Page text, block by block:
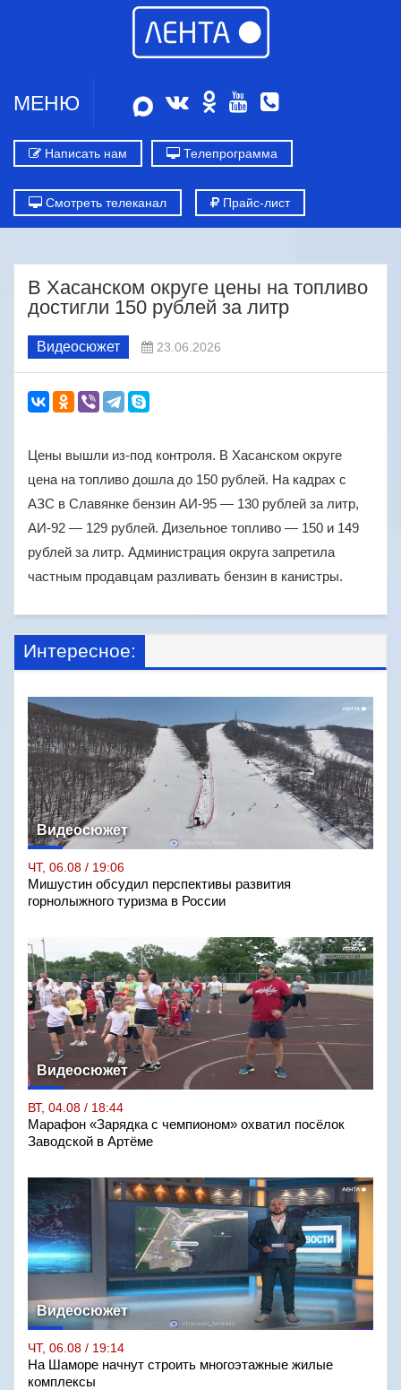
МЕНЮ
Написать нам Телепрограмма
Смотреть телеканал Прайс-лист
В Хасанском округе цены на топливо
достигли 150 рублей за литр
Видеосюжет 23.06.2026
Цены вышли из-под контроля. В Хасанском округе
цена на топливо дошла до 150 рублей. На кадрах с
АЗС в Славянке бензин АИ-95 — 130 рублей за литр,
АИ-92 — 129 рублей. Дизельное топливо — 150 и 149
рублей за литр. Администрация округа запретила
частным продавцам разливать бензин в канистры.
Интересное:
Видеосюжет
ЧТ, 06.08 / 19:06
Мишустин обсудил перспективы развития
горнолыжного туризма в России
Видеосюжет
ВТ, 04.08 / 18:44
Марафон «Зарядка с чемпионом» охватил посёлок
Заводской в Артёме
Видеосюжет
ЧТ, 06.08 / 19:14
На Шаморе начнут строить многоэтажные жилые
комплексы